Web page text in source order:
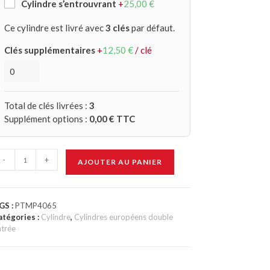
Cylindre s’entrouvrant +25,00 €
Ce cylindre est livré avec3 cléspar défaut.
Clés supplémentaires +12,50 €/ clé
Total de clés livrées : 3
Supplément options : 0,00€ TTC
- + AJOUTER AU PANIER
:PTMP4065
: Cylindre, Cylindres européens double